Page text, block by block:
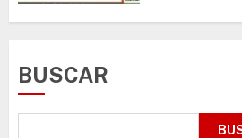
BUSCAR